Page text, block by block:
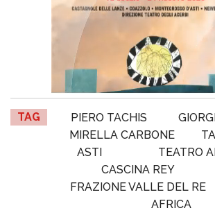
TAG PIERO TACHIS
MIRELLA CARBONE
ASTI
TEATRO
CASCINA REY
FRAZIONE VALLE DEL RE
AFRICA